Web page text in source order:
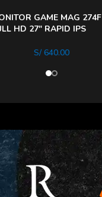
GAME MAG 274F
HD 27″ RAPID IPS
S/640.00